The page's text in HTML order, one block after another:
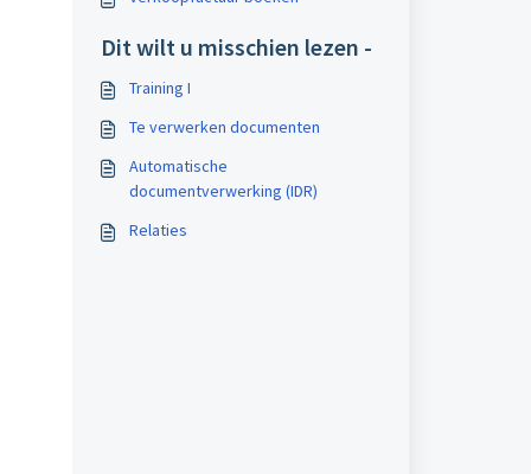
Dit wilt u misschien lezen -
Training I
Te verwerken documenten
Automatische
documentverwerking (IDR)
Relaties